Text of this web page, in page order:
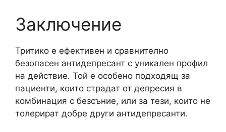
Заключение
Тритико е ефективен и сравнително
безопасен антидепресант с уникален профил
на действие. Той е особено подходящ за
пациенти, които страдат от депресия в
комбинация с безсъние, или за тези, които не
толерират добре други антидепресанти.